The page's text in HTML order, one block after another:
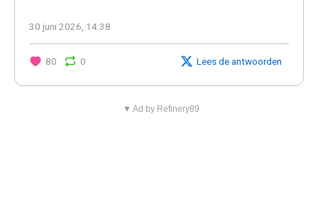
30 juni 2026, 14:38
80 0 Lees de antwoorden
▼ Ad by Refinery89